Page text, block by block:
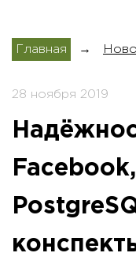
Главная →
28 ноября 2019